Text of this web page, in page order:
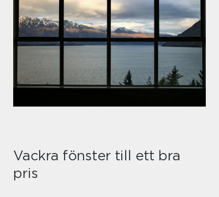
Vackra fönster till ett bra
pris